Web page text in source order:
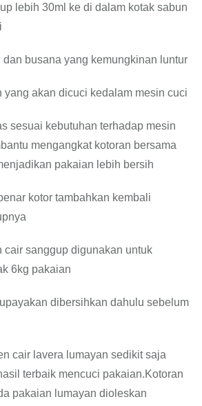
lebih 30ml ke di dalam kotak sabun
busana yang kemungkinan luntur
yang akan dicuci kedalam mesin cuci
sesuai kebutuhan terhadap mesin
mengangkat kotoran bersama
pakaian lebih bersih
kotor tambahkan kembali
cair sanggup digunakan untuk
6kg pakaian
dibersihkan dahulu sebelum
cair lavera lumayan sedikit saja
terbaik mencuci pakaian.Kotoran
pakaian lumayan dioleskan